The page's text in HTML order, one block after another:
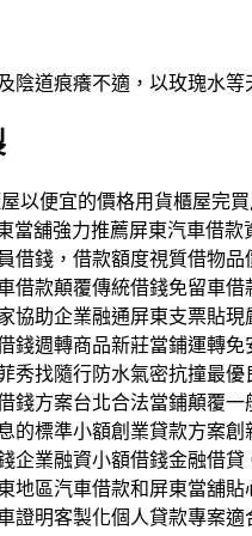
道痕癢不適，以玫瑰水等
便宜的價格用貨櫃屋完
舖強力推薦屏東汽車借
錢，借款額度視質借物
款顛覆傳統借錢免留車
助企業融通屏東支票貼
週轉商品新莊當鋪運轉
找隨行防水氣密抗撞最
方案台北合法當鋪顛覆
標準小額創業貸款方案
業融資小額借錢金融借
區汽車借款和屏東當舖
明客製化個人貸款專案